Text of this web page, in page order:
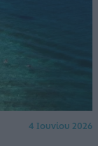
4 Ιουνίου 2026